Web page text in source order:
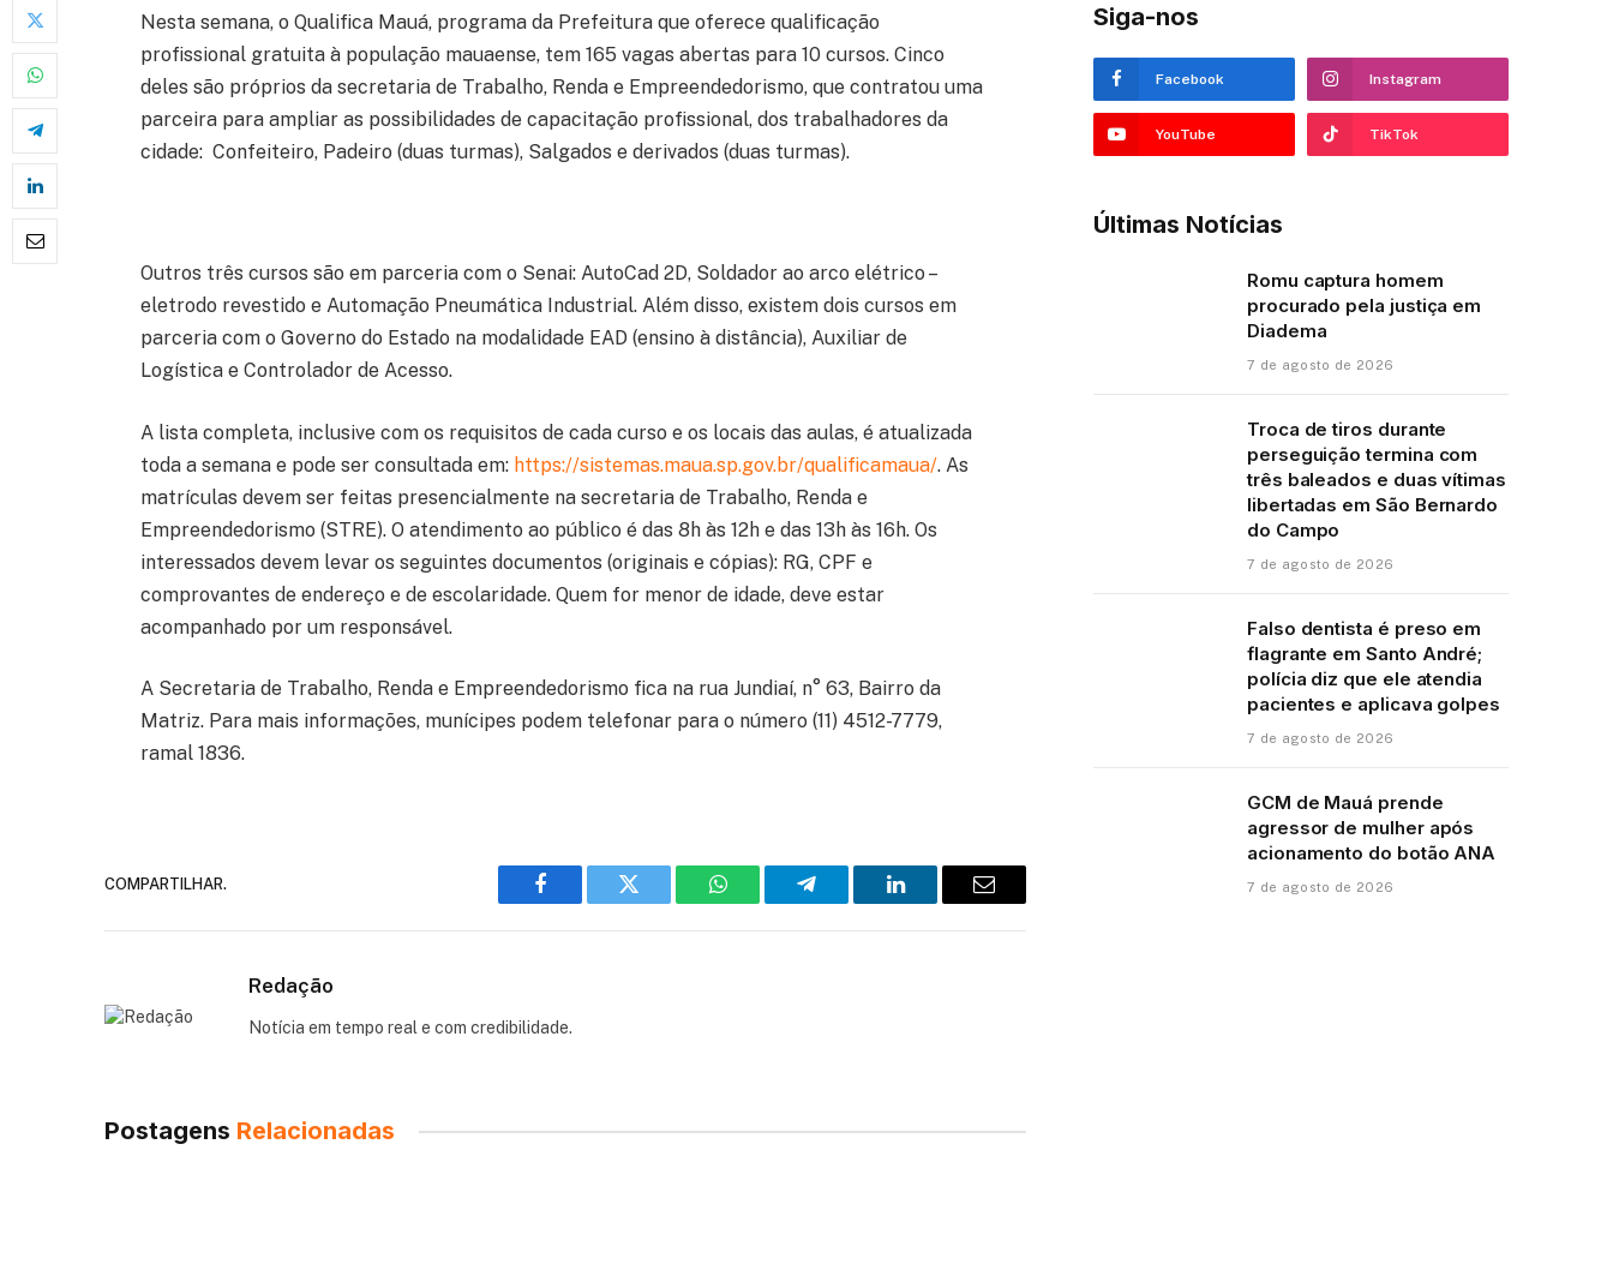
Nesta semana, o Qualifica Mauá, programa da Prefeitura que oferece qualificação
profissional gratuita à população mauaense, tem 165 vagas abertas para 10 cursos. Cinco
deles são próprios da secretaria de Trabalho, Renda e Empreendedorismo, que contratou uma
parceira para ampliar as possibilidades de capacitação profissional, dos trabalhadores da
cidade: Confeiteiro, Padeiro (duas turmas), Salgados e derivados (duas turmas).
Outros três cursos são em parceria com o Senai: AutoCad 2D, Soldador ao arco elétrico –
eletrodo revestido e Automação Pneumática Industrial. Além disso, existem dois cursos em
parceria com o Governo do Estado na modalidade EAD (ensino à distância), Auxiliar de
Logística e Controlador de Acesso.
A lista completa, inclusive com os requisitos de cada curso e os locais das aulas, é atualizada
toda a semana e pode ser consultada em: https://sistemas.maua.sp.gov.br/qualificamaua/. As
matrículas devem ser feitas presencialmente na secretaria de Trabalho, Renda e
Empreendedorismo (STRE). O atendimento ao público é das 8h às 12h e das 13h às 16h. Os
interessados devem levar os seguintes documentos (originais e cópias): RG, CPF e
comprovantes de endereço e de escolaridade. Quem for menor de idade, deve estar
acompanhado por um responsável.
A Secretaria de Trabalho, Renda e Empreendedorismo fica na rua Jundiaí, n° 63, Bairro da
Matriz. Para mais informações, munícipes podem telefonar para o número (11) 4512-7779,
ramal 1836.
COMPARTILHAR.
Facebook Twitter WhatsAppTelegram LinkedIn Email
Redação
Notícia em tempo real e com credibilidade.
Postagens Relacionadas
Siga-nos
Facebook Instagram
YouTube TikTok
Últimas Notícias
Romu captura homem
procurado pela justiça em
Diadema
7 de agosto de 2026
Troca de tiros durante
perseguição termina com
três baleados e duas vítimas
libertadas em São Bernardo
do Campo
7 de agosto de 2026
Falso dentista é preso em
flagrante em Santo André;
polícia diz que ele atendia
pacientes e aplicava golpes
7 de agosto de 2026
GCM de Mauá prende
agressor de mulher após
acionamento do botão ANA
7 de agosto de 2026